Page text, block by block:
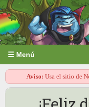
☰ Menú
Aviso: Usa el sitio de